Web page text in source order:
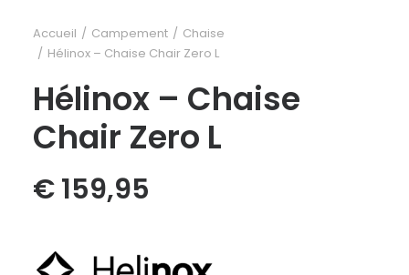
Accueil Campement
Chaise
Hélinox – Chaise Chair Zero L
Hélinox – Chaise
Chair Zero L
€159,95